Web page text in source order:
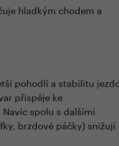
hladkým chodem a
pohodlí a stabilitu
přispěje ke
spolu s dalšími
brzdové páčky) snižují